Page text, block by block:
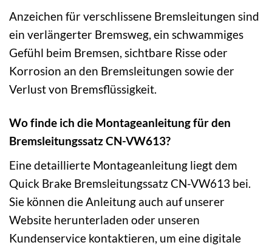
Anzeichen für verschlissene Bremsleitungen sind
ein verlängerter Bremsweg, ein schwammiges
Gefühl beim Bremsen, sichtbare Risse oder
Korrosion an den Bremsleitungen sowie der
Verlust von Bremsflüssigkeit.
Wo finde ich die Montageanleitung für den
Bremsleitungssatz CN-VW613?
Eine detaillierte Montageanleitung liegt dem
Quick Brake Bremsleitungssatz CN-VW613 bei.
Sie können die Anleitung auch auf unserer
Website herunterladen oder unseren
Kundenservice kontaktieren, um eine digitale